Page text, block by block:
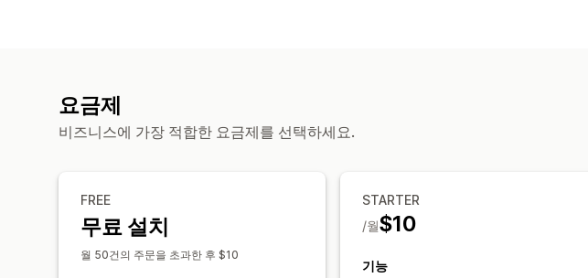
요금제
비즈니스에 가장 적합한 요금제를 선택하세요.
FREE
무료 설치
월 50건의 주문을 초과한 후 $10
STARTER
$10
/월
기능